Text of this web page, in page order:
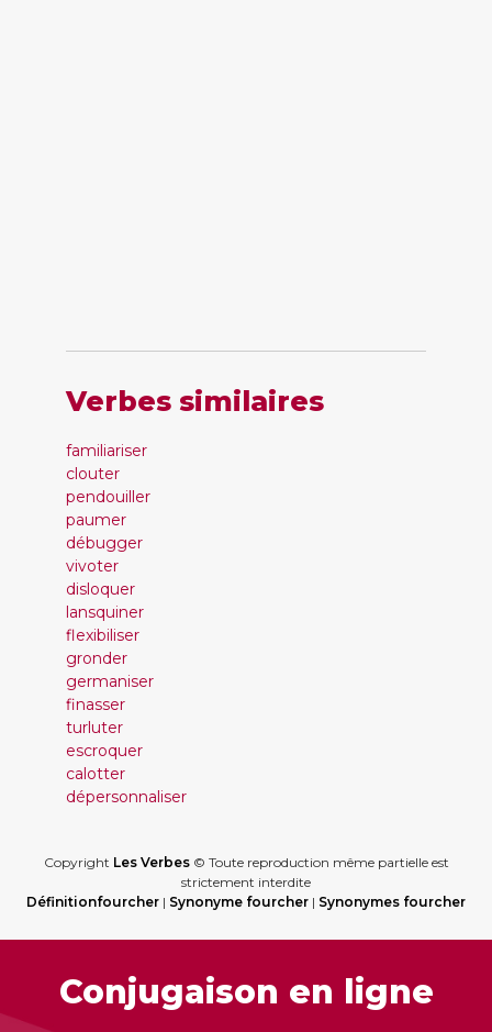
Verbes similaires
familiariser
clouter
pendouiller
paumer
débugger
vivoter
disloquer
lansquiner
flexibiliser
gronder
germaniser
finasser
turluter
escroquer
calotter
dépersonnaliser
Copyright Les Verbes© Toute reproduction même partielle est
strictement interdite
Définitionfourcher | Synonyme fourcher | Synonymes fourcher
Conjugaison en ligne